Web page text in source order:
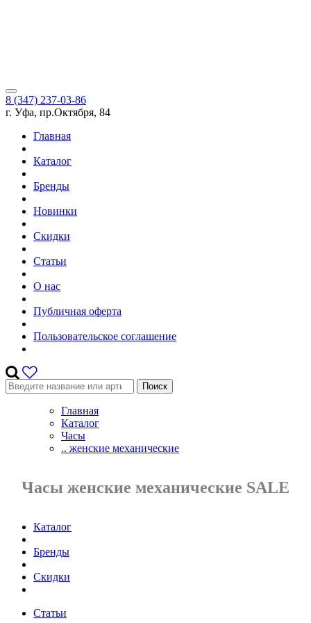
8 (347) 237-03-86
г. Уфа, пр.Октября, 84
Главная
Каталог
Бренды
Новинки
Скидки
Статьи
О нас
Публичная оферта
Пользовательское соглашение
Поиск
Главная
Каталог
Часы
.. женские механические
Часы женские механические SALE
Каталог
Бренды
Скидки
Статьи